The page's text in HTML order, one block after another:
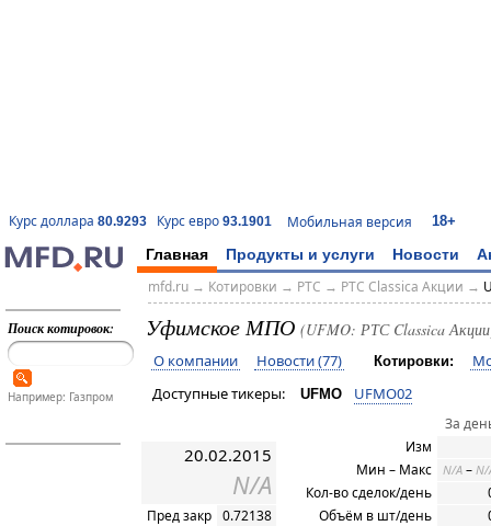
Курс доллара 80.9293 Курс евро 93.1901 Мобильная версия 18+
Главная Продукты и услуги Новости
Поиск котировок:
Например: Газпром
mfd.ru→ Котировки → РТС → РТС Classica Акции →
Уфимское МПО (UFMO: РТС Classica
О компании Новости (77) Котировки:
Доступные тикеры:
UFMO UFMO02
20.02.2015
N/A
Пред закр 0.72138
За
Изм
Мин – Макс
N/A – N/
Кол-во сделок/день
Объём в шт/день